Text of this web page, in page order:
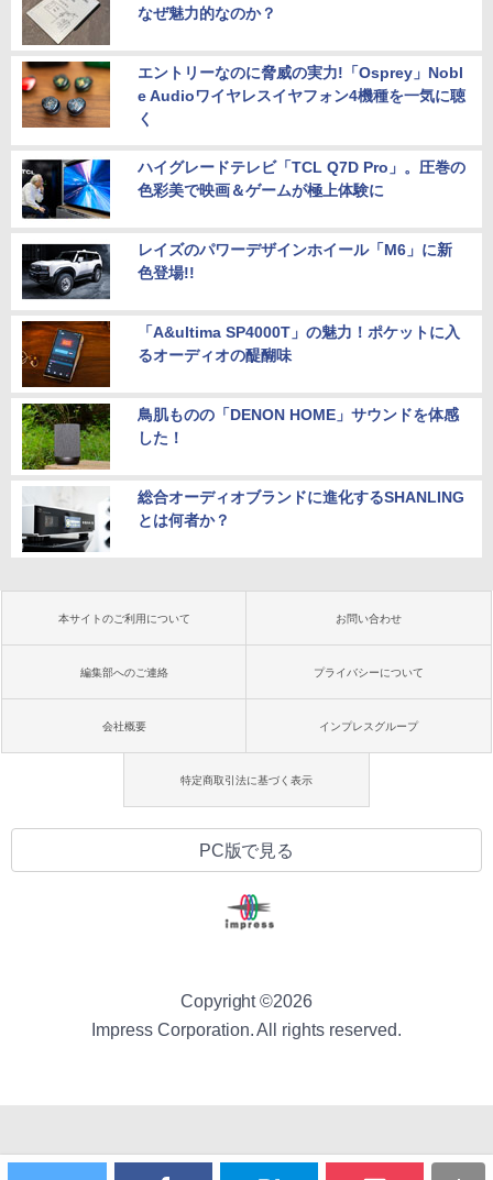
なぜ魅力的なのか？
エントリーなのに脅威の実力!「Osprey」Nobl
e Audioワイヤレスイヤフォン4機種を一気に聴
く
ハイグレードテレビ「TCL Q7D Pro」。圧巻の
色彩美で映画＆ゲームが極上体験に
レイズのパワーデザインホイール「M6」に新
色登場!!
「A&ultima SP4000T」の魅力！ポケットに入
るオーディオの醍醐味
鳥肌ものの「DENON HOME」サウンドを体感
した！
総合オーディオブランドに進化するSHANLING
とは何者か？
本サイトのご利用について お問い合わせ
編集部へのご連絡 プライバシーについて
会社概要 インプレスグループ
特定商取引法に基づく表示
PC版で見る
Copyright ©2026
Impress Corporation. All rights reserved.